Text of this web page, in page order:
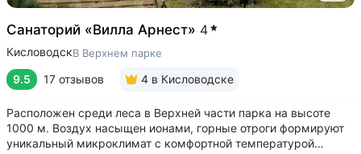
Санаторий «Вилла Арнест» 4
КисловодскВ Верхнем парке
9.5 17 отзывов 4 в Кисловодске
Расположен среди леса в Верхней части парка на высоте
1000 м. Воздух насыщен ионами, горные отроги формируют
уникальный микроклимат с комфортной температурой